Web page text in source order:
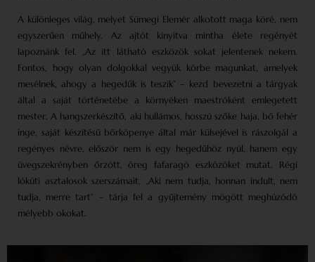
A különleges világ, melyet Sümegi Elemér alkotott maga köré, nem
egyszerűen műhely. Az ajtót kinyitva mintha élete regényét
lapoznánk fel. „Az itt látható eszközök sokat jelentenek nekem.
Fontos, hogy olyan dolgokkal vegyük körbe magunkat, amelyek
mesélnek, ahogy a hegedűk is teszik” – kezd bevezetni a tárgyak
által a saját történetébe a környéken maestróként emlegetett
mester. A hangszerkészítő, aki hullámos, hosszú szőke haja, bő fehér
inge, saját készítésű bőrköpenye által már külsejével is rászolgál a
regényes névre, először nem is egy hegedűhöz nyúl, hanem egy
üvegszekrényben őrzött, öreg fafaragó eszközöket mutat. Régi
lókúti asztalosok szerszámait. „Aki nem tudja, honnan indult, nem
tudja, merre tart” – tárja fel a gyűjtemény mögött meghúzódó
mélyebb okokat.